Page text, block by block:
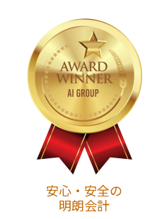
安心・安全の
明朗会計